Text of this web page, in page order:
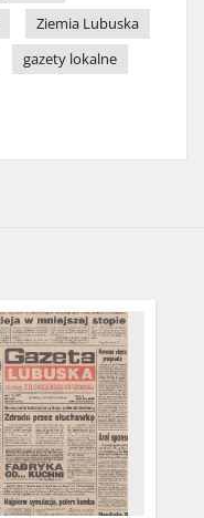
Ziemia Lubuska
gazety lokalne